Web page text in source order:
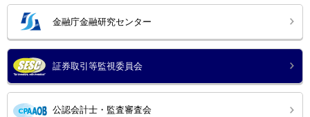
金融庁金融研究センター
証券取引等監視委員会
公認会計士・監査審査会